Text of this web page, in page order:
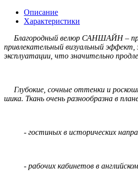
Описание
Характеристики
Благородный велюр САНШАЙН –
привлекательный визуальный
эксплуатации, что значительно
Глубокие, сочные оттенки и
шика. Ткань очень разнообразна в
- гостиных в исторических
- рабочих кабинетов в английском